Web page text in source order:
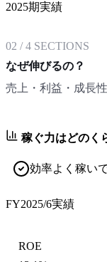
2025期実績
02 /4 SECTIONS
なぜ伸びるの？
売上・利益・成長
稼ぐ力はどのく
効率よく稼い
FY2025/6実績
ROE